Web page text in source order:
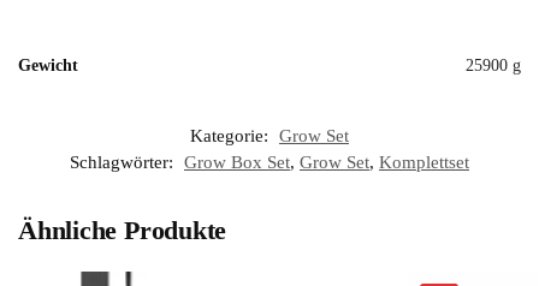
Gewicht 25900 g
Kategorie:
Grow Set
Schlagwörter:
Grow Box Set, Grow Set, Komplettset
Ähnliche Produkte